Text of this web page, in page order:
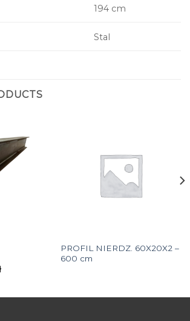
194 cm
Stal
PROFIL NIERDZ. 60X20X2 –
600 cm